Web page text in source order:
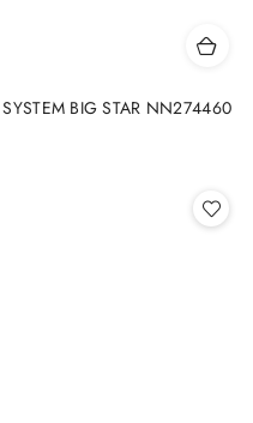
BIG STAR NN274460